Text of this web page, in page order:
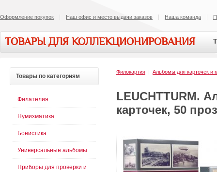
Оформление покупок Наш офис и место выдачи заказов Наша команда
ТОВАРЫ ДЛЯ КОЛЛЕКЦИОНИРОВАНИЯ
Филокартия | Альбомы для карточек и
LEUCHTTURM.
карточек, 50
Товары по категориям
Филателия
Нумизматика
Бонистика
Универсальные альбомы
Приборы для проверки и